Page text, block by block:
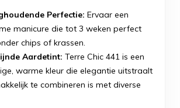
Perfectie: Ervaar een
manicure die tot 3 weken perfect
chips of krassen.
Aardetint: Terre Chic 441 is een
warme kleur die elegantie uitstraalt
te combineren is met diverse